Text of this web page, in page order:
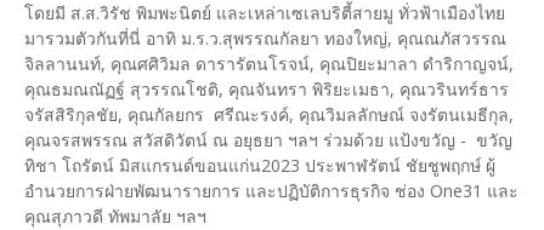
โดยมี ส.ส.วิรัช พิมพะนิตย์ และเหล่าเซเลบริตี้สายมู ทั่วฟ้าเมืองไทย
มารวมตัวกันที่นี่ อาทิ ม.ร.ว.สุพรรณกัลยา ทองใหญ่, คุณณภัสวรรณ
จิลลานนท์, คุณศศิวิมล ดารารัตนโรจน์, คุณปิยะมาลา ดำริกาญจน์,
คุณธมณณัฏฐ์ สุวรรณโชติ, คุณจันทรา พิริยะเมธา, คุณวรินทร์ธาร
จรัสสิริกุลชัย, คุณกัลยกร ศรีณะรงค์, คุณวิมลลักษณ์ จงรัตนเมธีกุล,
คุณจรสพรรณ สวัสดิวัตน์ ณ อยุธยา ฯลฯ ร่วมด้วย แป้งขวัญ - ขวัญ
ทิชา โถรัตน์ มิสแกรนด์ขอนแก่น2023 ประพาฬรัตน์ ชัยชูพฤกษ์ ผู้
อำนวยการฝ่ายพัฒนารายการ และปฏิบัติการธุรกิจ ช่อง One31 และ
คุณสุภาวดี ทัพมาลัย ฯลฯ